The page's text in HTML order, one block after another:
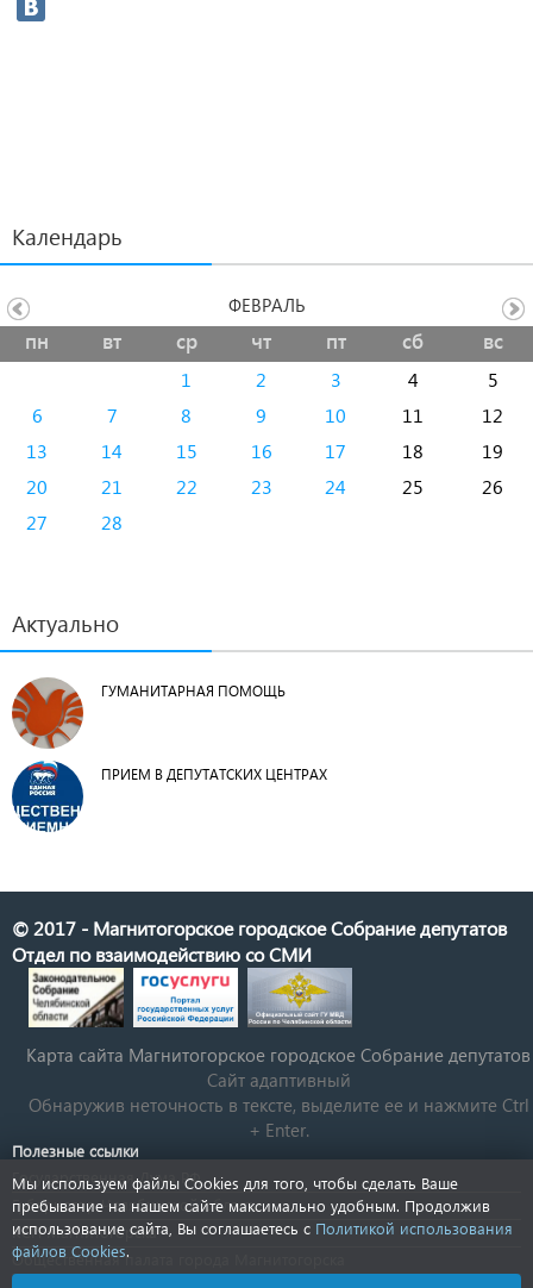
Календарь
пн вт ср чт пт сб вс
1 2 3 4
5
6
7 8 9 10 11
12
13
14 15 16 17 18
19
20
21 22 23 24 25
26
27
28
ФЕВРАЛЬ
Актуально
ГУМАНИТАРНАЯ ПОМОЩЬ
ПРИЕМ В ДЕПУТАТСКИХ ЦЕНТРАХ
© 2017 - Магнитогорское городское Собрание депутатов
Отдел по взаимодействию со СМИ
Карта сайта Магнитогорское городское Cобрание депутатов
Сайт адаптивный
Обнаружив неточность в тексте, выделите ее и нажмите Ctrl
+ Enter.
Полезные ссылки
Государственная Дума РФ
Губернатор Челябинской области
КСП Магнитогорска
Общественная палата города Магнитогорска
Мы используем файлы Cookies для того, чтобы сделать Ваше
пребывание на нашем сайте максимально удобным. Продолжив
использование сайта, Вы соглашаетесь с Политикой использования
файлов Cookies.